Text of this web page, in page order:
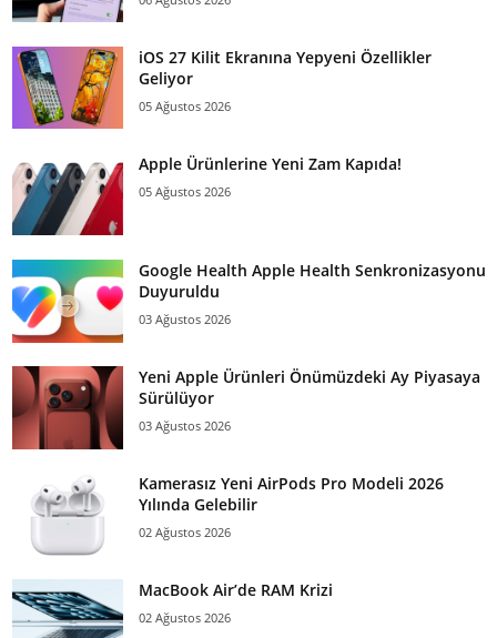
iOS 27 Kilit Ekranına Yepyeni Özellikler
Geliyor
05 Ağustos 2026
Apple Ürünlerine Yeni Zam Kapıda!
05 Ağustos 2026
Google Health Apple Health Senkronizasyonu
Duyuruldu
03 Ağustos 2026
Yeni Apple Ürünleri Önümüzdeki Ay Piyasaya
Sürülüyor
03 Ağustos 2026
Kamerasız Yeni AirPods Pro Modeli 2026
Yılında Gelebilir
02 Ağustos 2026
MacBook Air’de RAM Krizi
02 Ağustos 2026